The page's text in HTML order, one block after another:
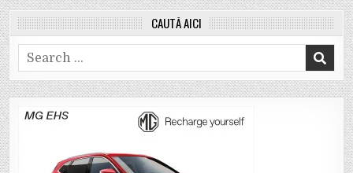
CAUTĂ AICI
Search
for: